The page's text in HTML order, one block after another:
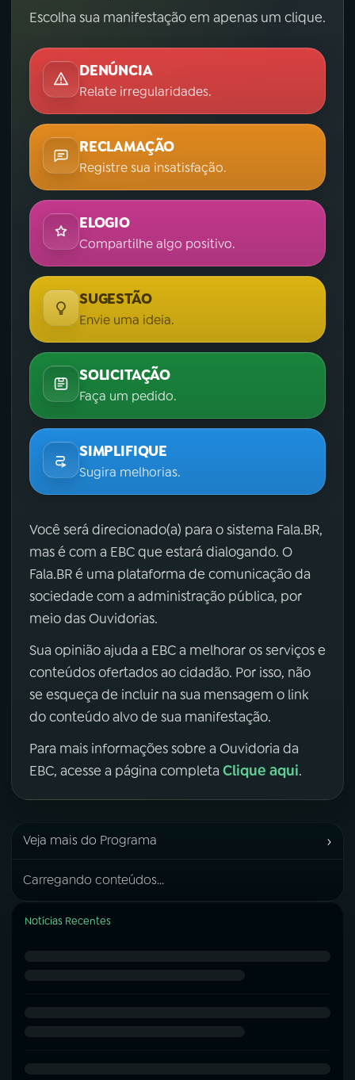
Escolha sua manifestação em apenas um clique.
DENÚNCIA
Relate irregularidades.
RECLAMAÇÃO
Registre sua insatisfação.
ELOGIO
Compartilhe algo positivo.
SUGESTÃO
Envie uma ideia.
SOLICITAÇÃO
Faça um pedido.
SIMPLIFIQUE
Sugira melhorias.
Você será direcionado(a) para o sistema Fala.BR,
mas é com a EBC que estará dialogando. O
Fala.BR é uma plataforma de comunicação da
sociedade com a administração pública, por
meio das Ouvidorias.
Sua opinião ajuda a EBC a melhorar os serviços e
conteúdos ofertados ao cidadão. Por isso, não
se esqueça de incluir na sua mensagem o link
do conteúdo alvo de sua manifestação.
Para mais informações sobre a Ouvidoria da
EBC, acesse a página completa Clique aqui.
Veja mais do Programa ›
Carregando conteúdos...
Notícias Recentes